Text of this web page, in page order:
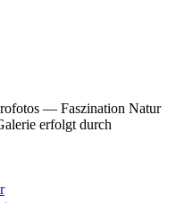
— Faszination Natur
erfolgt durch